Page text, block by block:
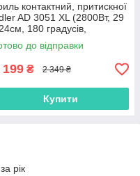
контактний, притискної
AD 3051 XL (2800Вт, 29
180 градусів,
до відправки
199 ₴ 2 349 ₴
Купити
рік